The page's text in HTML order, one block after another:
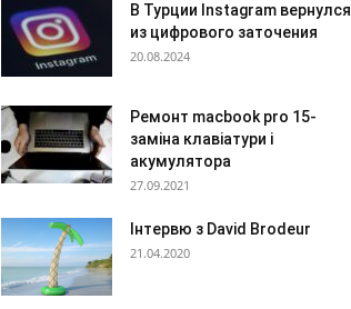
В Турции Instagram вернулся
из цифрового заточения
20.08.2024
Ремонт macbook pro 15-
заміна клавіатури і
акумулятора
27.09.2021
Інтервю з David Brodeur
21.04.2020